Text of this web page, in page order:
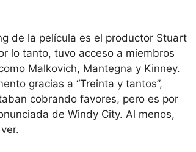
de la película es el productor Stuart
lo tanto, tuvo acceso a miembros
Malkovich, Mantegna y Kinney.
gracias a “Treinta y tantos”,
cobrando favores, pero es por
de Windy City. Al menos,